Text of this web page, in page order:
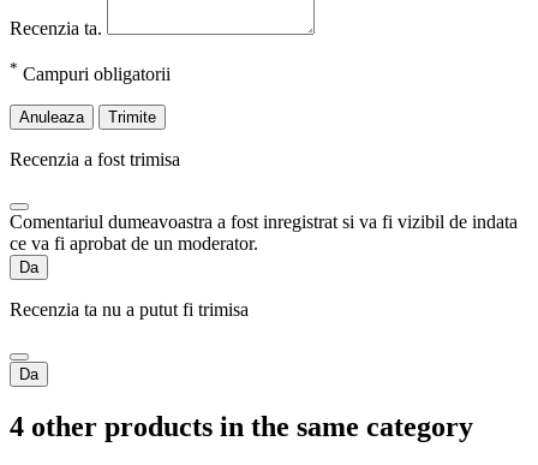
Recenzia ta.
* Campuri obligatorii
Anuleaza Trimite
Recenzia a fost trimisa
Comentariul dumeavoastra a fost inregistrat si va fi vizibil de indata
ce va fi aprobat de un moderator.
Da
Recenzia ta nu a putut fi trimisa
Da
4 other products in the same category